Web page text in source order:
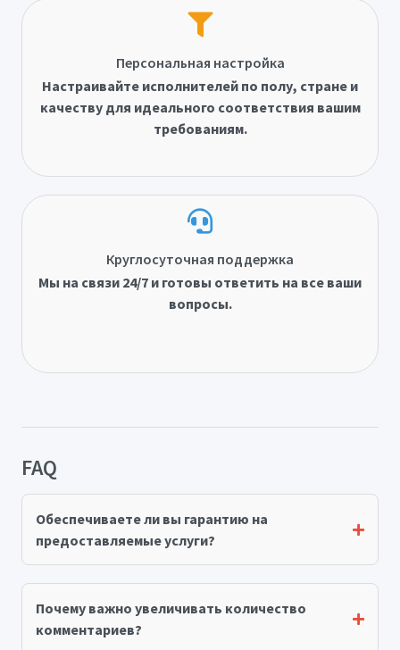
Персональная настройка
Настраивайте исполнителей по полу, стране и
качеству для идеального соответствия вашим
требованиям.
Круглосуточная поддержка
Мы на связи 24/7 и готовы ответить на все ваши
вопросы.
FAQ
Обеспечиваете ли вы гарантию на
предоставляемые услуги?
Почему важно увеличивать количество
комментариев?